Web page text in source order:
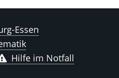
Essen
Hilfe im Notfall